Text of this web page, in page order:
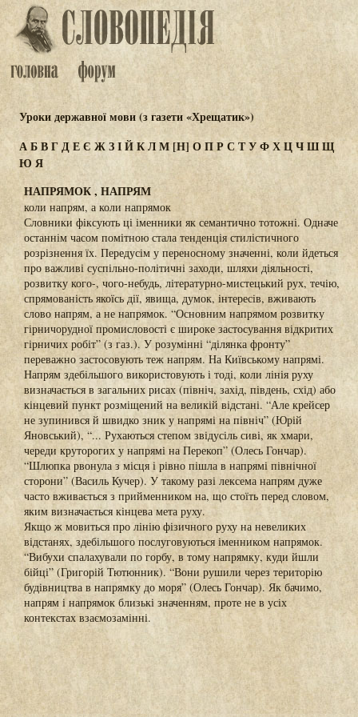
Уроки державної мови (з газети «Хрещатик»)
АБВГДЕЄ ЖЗІЙКЛМ[Н] ОПРСТУФХЦЧШЩ
Ю Я
НАПРЯМОК , НАПРЯМ
коли напрям, а коли напрямок
Словники фіксують ці іменники як семантично тотожні. Одначе
останнім часом помітною стала тенденція стилістичного
розрізнення їх. Передусім у переносному значенні, коли йдеться
про важливі суспільно-політичні заходи, шляхи діяльності,
розвитку кого-, чого-небудь, літературно-мистецький рух, течію,
спрямованість якоїсь дії, явища, думок, інтересів, вживають
слово напрям, а не напрямок. “Основним напрямом розвитку
гірничорудної промисловості є широке застосування відкритих
гірничих робіт” (з газ.). У розумінні “ділянка фронту”
переважно застосовують теж напрям. На Київському напрямі.
Напрям здебільшого використовують і тоді, коли лінія руху
визначається в загальних рисах (північ, захід, південь, схід) або
кінцевий пункт розміщений на великій відстані. “Але крейсер
не зупинився й швидко зник у напрямі на північ” (Юрій
Яновський), “... Рухаються степом звідусіль сиві, як хмари,
череди круторогих у напрямі на Перекоп” (Олесь Гончар).
“Шлюпка рвонула з місця і рівно пішла в напрямі північної
сторони” (Василь Кучер). У такому разі лексема напрям дуже
часто вживається з прийменником на, що стоїть перед словом,
яким визначається кінцева мета руху.
Якщо ж мовиться про лінію фізичного руху на невеликих
відстанях, здебільшого послуговуються іменником напрямок.
“Вибухи спалахували по горбу, в тому напрямку, куди йшли
бійці” (Григорій Тютюнник). “Вони рушили через територію
будівництва в напрямку до моря” (Олесь Гончар). Як бачимо,
напрям і напрямок близькі значенням, проте не в усіх
контекстах взаємозамінні.